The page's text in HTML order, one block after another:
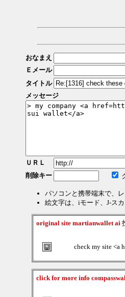
おなまえ
Ｅメール
タイトル
メッセージ
ＵＲＬ
削除キー
パソコンと携帯端末で、
絵文字は、iモード、J-ス
original site martianwallet ai
check my site <a
click for more info